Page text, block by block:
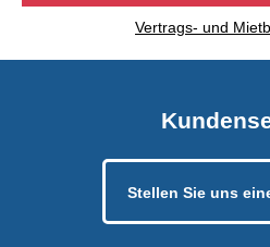
Vertrags- und
Stellen Sie uns